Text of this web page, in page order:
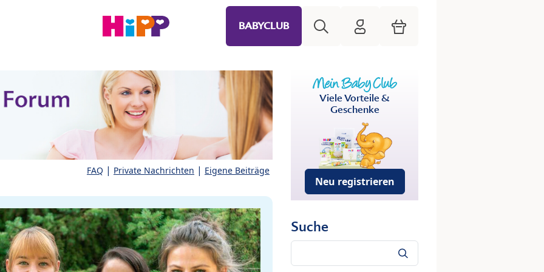
BABYCLUB HiPP Mein Babyclub
Warenkorb
FAQ | Private Nachrichten | Eigene Beiträge
Viele Vorteile &
Geschenke
Neu registrieren
Suche